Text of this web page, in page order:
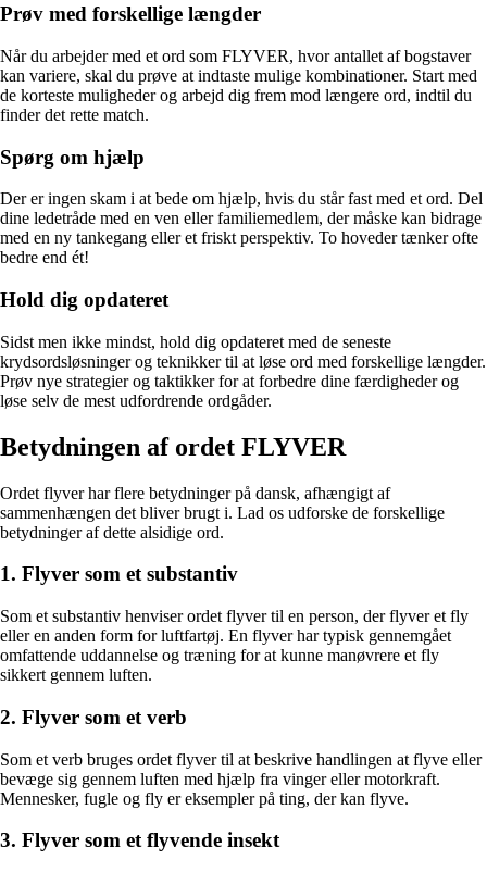
Prøv med forskellige længder
Når du arbejder med et ord som FLYVER, hvor antallet af bogstaver
kan variere, skal du prøve at indtaste mulige kombinationer. Start med
de korteste muligheder og arbejd dig frem mod længere ord, indtil du
finder det rette match.
Spørg om hjælp
Der er ingen skam i at bede om hjælp, hvis du står fast med et ord. Del
dine ledetråde med en ven eller familiemedlem, der måske kan bidrage
med en ny tankegang eller et friskt perspektiv. To hoveder tænker ofte
bedre end ét!
Hold dig opdateret
Sidst men ikke mindst, hold dig opdateret med de seneste
krydsordsløsninger og teknikker til at løse ord med forskellige længder.
Prøv nye strategier og taktikker for at forbedre dine færdigheder og
løse selv de mest udfordrende ordgåder.
Betydningen af ordet FLYVER
Ordet flyver har flere betydninger på dansk, afhængigt af
sammenhængen det bliver brugt i. Lad os udforske de forskellige
betydninger af dette alsidige ord.
1. Flyver som et substantiv
Som et substantiv henviser ordet flyver til en person, der flyver et fly
eller en anden form for luftfartøj. En flyver har typisk gennemgået
omfattende uddannelse og træning for at kunne manøvrere et fly
sikkert gennem luften.
2. Flyver som et verb
Som et verb bruges ordet flyver til at beskrive handlingen at flyve eller
bevæge sig gennem luften med hjælp fra vinger eller motorkraft.
Mennesker, fugle og fly er eksempler på ting, der kan flyve.
3. Flyver som et flyvende insekt